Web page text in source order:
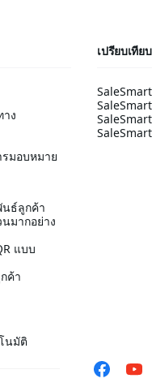
ง
มอบหมาย
นธ์ลูกค้า
มากอย่าง
แบบ
ค้า
นมัติ
เปรียบเทียบ